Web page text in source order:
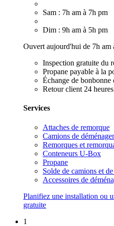
Sam : 7h am à 7h pm
Dim : 9h am à 5h pm
Ouvert aujourd'hui de 7h am
Inspection gratuite du
Propane payable à la
Échange de bonbonne
Retour client 24 heures
Services
Attaches de remorque
Camions de
Remorques et
Conteneurs U-Box
Propane
Solde de camions et
Accessoires de
Planifiez une installation ou
gratuite
1